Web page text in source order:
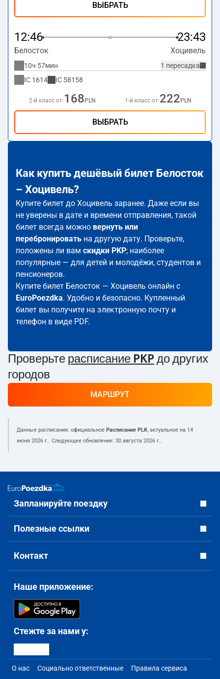
ВЫБРАТЬ
12:46 23:43
Белосток Хоцивель
1 пересадка
10ч 57мин
IC 1614 IC 58158
2-й класс от: 168 PLN 1-й класс от:222 PLN
ВЫБРАТЬ
Как купить дешёвый билет Белосток
– Хоцивель?
Купите билет до Хоцивель заранее. Даже если вы
не уверены в дате и времени отправления, такой
билет всегда можно вернуть или
перебронировать на другую дату. Проверьте,
положены ли вам скидки PKP; наиболее
популярные — для детей и молодёжи, студентов и
пенсионеров.
Купите билет Белосток — Хоцивель онлайн с
EuroPoezdka. Удобно и безопасно. Купленный
билет вы получите на электронную почту и
телефон в виде PDF.
Проверьте расписание PKP до других
городов
МАРШРУТ
Данные расписания: официальное Расписание PLK, актуальное на 14
июня 2026 г.. Следующее обновление: 30 августа 2026 г..
Запланируйте поездку
Полезные ссылки
Контакт
Наше приложение:
Стежте за нами у:
О нас Социально ответственные Правила сервиса